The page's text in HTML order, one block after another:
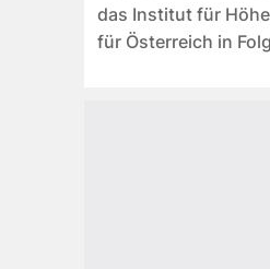
das Institut für
für Österreich in